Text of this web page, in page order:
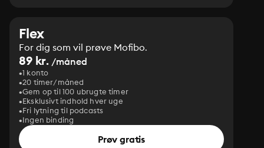
Flex
For dig som vil prøve Mofibo.
89 kr. /måned
1 konto
20 timer/måned
Gem op til 100 ubrugte timer
Eksklusivt indhold hver uge
Fri lytning til podcasts
Ingen binding
Prøv gratis